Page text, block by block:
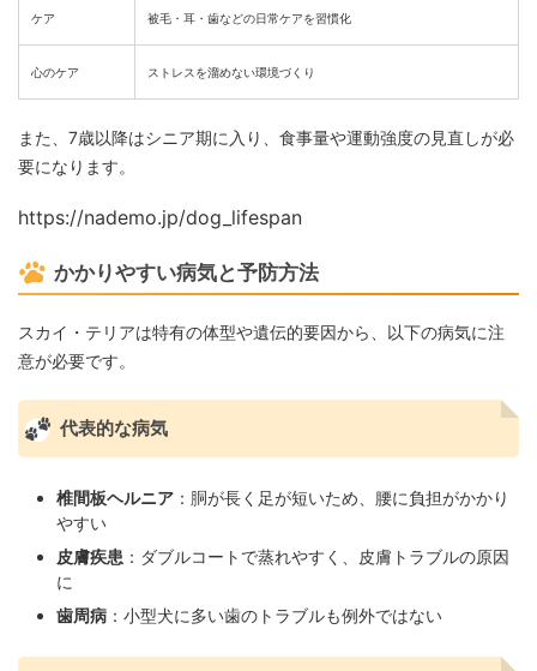
ケア 被毛・耳・歯などの日常ケアを習慣化
心のケア ストレスを溜めない環境づくり
また、7歳以降はシニア期に入り、食事量や運動強度の見直しが必
要になります。
https://nademo.jp/dog_lifespan
かかりやすい病気と予防方法
スカイ・テリアは特有の体型や遺伝的要因から、以下の病気に注
意が必要です。
代表的な病気
椎間板ヘルニア ：胴が長く足が短いため、腰に負担がかかり
やすい
皮膚疾患 ：ダブルコートで蒸れやすく、皮膚トラブルの原因
に
歯周病 ：小型犬に多い歯のトラブルも例外ではない